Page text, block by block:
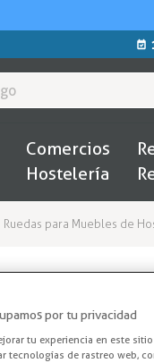
Comercios
Hostelería
Ruedas para Muebles de
por tu privacidad
tu experiencia en este
tecnologías de rastreo web,